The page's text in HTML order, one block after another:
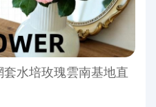
水培玫瑰雲南基地直